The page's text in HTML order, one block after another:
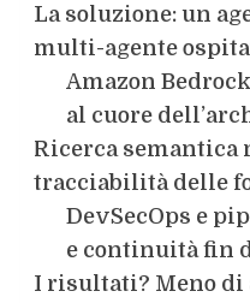
La soluzione: un
multi-agente
Amazon
al cuore
Ricerca
tracciabilità delle
DevSecOps e
e continuità fin
I risultati? Meno di